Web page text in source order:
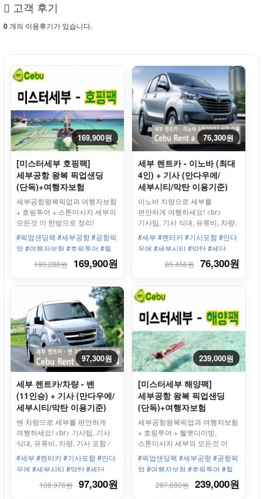
고객 후기
0 개의 이용후기가 있습니다.
169,900원
[미스터세부 호핑팩]
세부공항 왕복 픽업샌딩
(단독)+여행자보험
+호핑투어+스톤마사지
세부공항왕복픽업과 여행자보험
+ 호핑투어 + 스톤마사지 세부의
모든것 이 한방으로 정리!
#픽업샌딩팩 #세부공항 #공항픽
업 #여행자보험 #호핑투어 #힐
룽뚱안 #난루수안 #스톤마사지
190,288원 169,900원
76,300원
세부 렌트카 - 이노바 (최대
4인) + 기사 (만다우에/
세부시티/막탄 이용기준)
이노바 차량으로 세부를
편안하게 여행하세요! <br>
기사팁, 기사 식대, 유류비, 차량,
기사 포함 / 톨게이트비용,
주차비 등 별도
#세부 #렌터카 #기사포함 #만다
우에 #세부시티 #막탄 #세단
85,456원 76,300원
97,300원
세부 렌트카/차량 - 밴
(11인승) + 기사 (만다우에/
세부시티/막탄 이용기준)
밴 차량으로 세부를 편안하게
여행하세요! <br> 기사팁, 기사
식대, 유류비, 차량, 기사 포함 /
톨게이트비용, 주차비 등 별도
#세부 #렌터카 #기사포함 #만다
우에 #세부시티 #막탄 #세단
108,976원 97,300원
239,000원
[미스터세부 해양팩]
세부공항 왕복 픽업샌딩
(단독)+여행자보험
+호핑투어+헬멧다이빙
+스톤마사지
세부공항왕복픽업과 여행자보험
+ 호핑투어 + 헬멧다이빙,
스톤마사지 세부의 모든것 이
한방으로 정리!
#픽업샌딩팩 #세부공항 #공항픽
업 #여행자보험 #호핑투어 #힐
룽뚱안 #난루수안 #헬멧다이빙
#스톤마사지
267,680원 239,000원